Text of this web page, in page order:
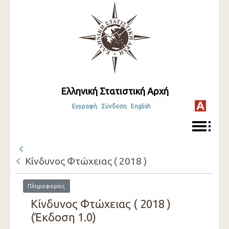
Ελληνική Στατιστική Αρχή
Εγγραφή Σύνδεση English
Κίνδυνος Φτώχειας ( 2018 )
Πληροφορίες
Κίνδυνος Φτώχειας ( 2018 )
(Έκδοση 1.0)